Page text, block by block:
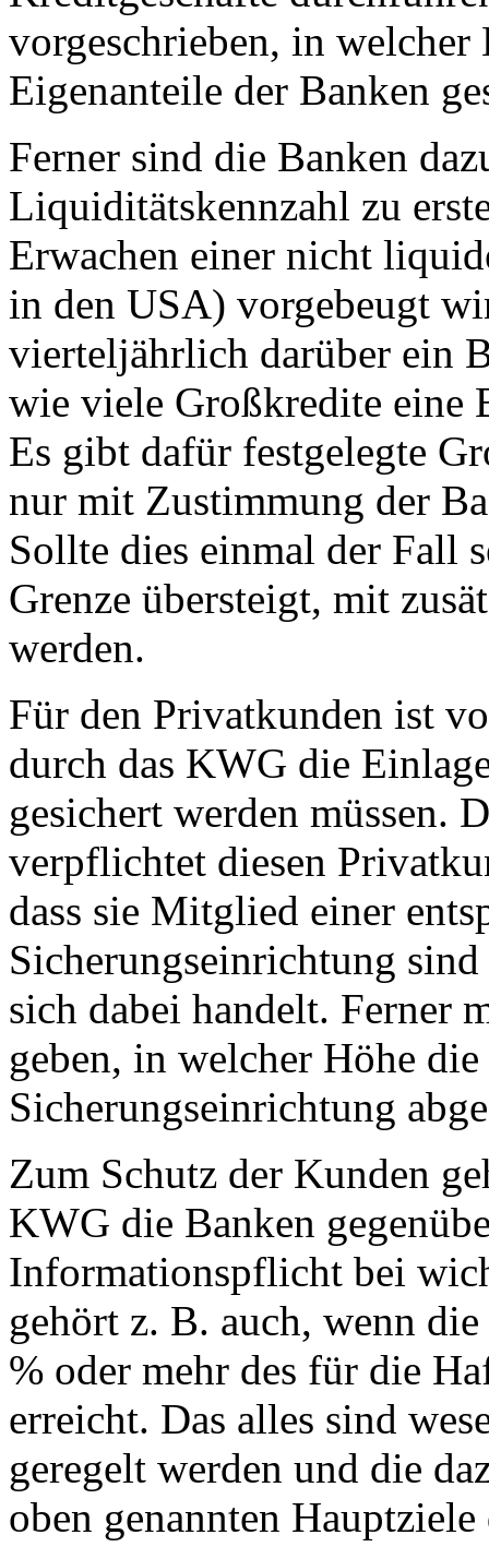
vorgeschrieben, in
Eigenanteile der Banken
Ferner sind die Banken
Liquiditätskennzahl zu
Erwachen einer nicht
in den USA) vorgebeugt
vierteljährlich darüber ein
wie viele Großkredite eine
Es gibt dafür festgelegte
nur mit Zustimmung der
Sollte dies einmal der Fall
Grenze übersteigt, mit
werden.
Für den Privatkunden ist
durch das KWG die
gesichert werden müssen.
verpflichtet diesen
dass sie Mitglied einer
Sicherungseinrichtung
sich dabei handelt. Ferner
geben, in welcher Höhe
Sicherungseinrichtung
Zum Schutz der Kunden
KWG die Banken
Informationspflicht bei
gehört z. B. auch, wenn
% oder mehr des für die
erreicht. Das alles sind
geregelt werden und die
oben genannten